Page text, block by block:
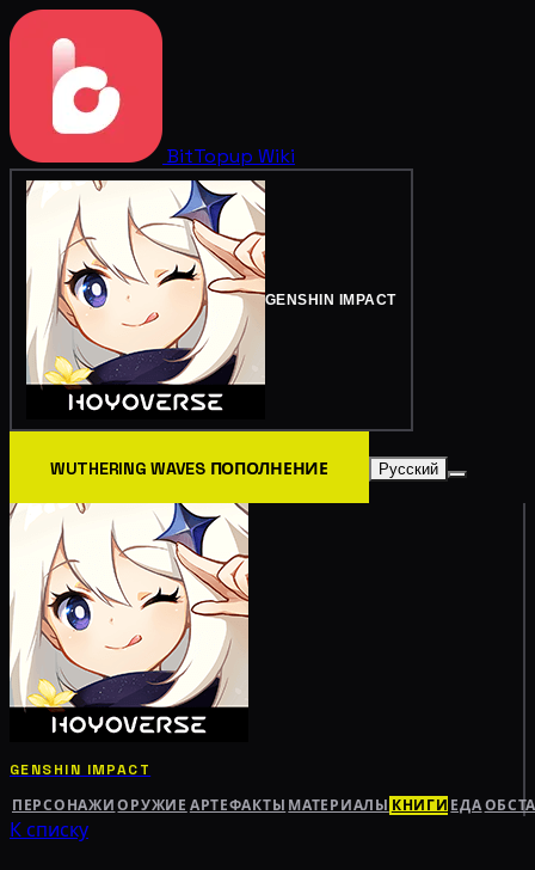
BitTopup Wiki
GENSHIN IMPACT
WUTHERING WAVES ПОПОЛНЕНИЕ Русский
GENSHIN IMPACT
ПЕРСОНАЖИ ОРУЖИЕ АРТЕФАКТЫ МАТЕРИАЛЫ КНИГИ ЕДА
К списку